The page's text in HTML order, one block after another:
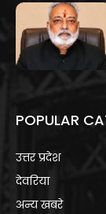
POPULAR
उत्तर प्रदेश
देवरिया
अन्य खबरे